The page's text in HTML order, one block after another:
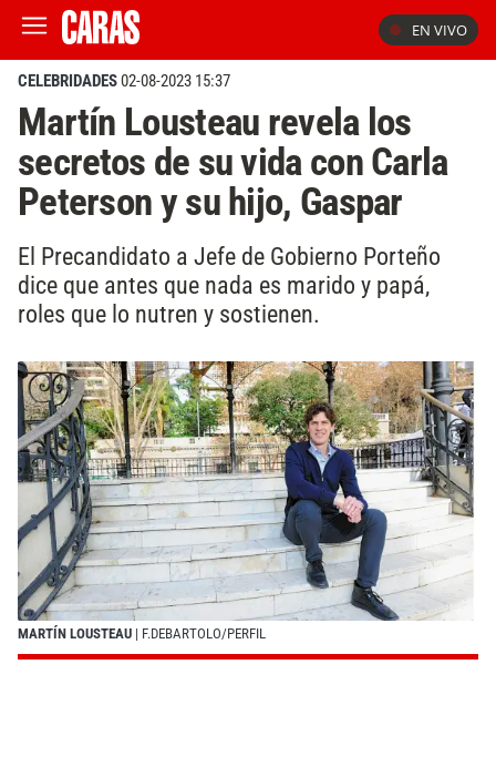
EN VIVO
CELEBRIDADES02-08-2023 15:37
Martín Lousteau revela los
secretos de su vida con Carla
Peterson y su hijo, Gaspar
El Precandidato a Jefe de Gobierno Porteño
dice que antes que nada es marido y papá,
roles que lo nutren y sostienen.
MARTÍN LOUSTEAU | F.DEBARTOLO/PERFIL